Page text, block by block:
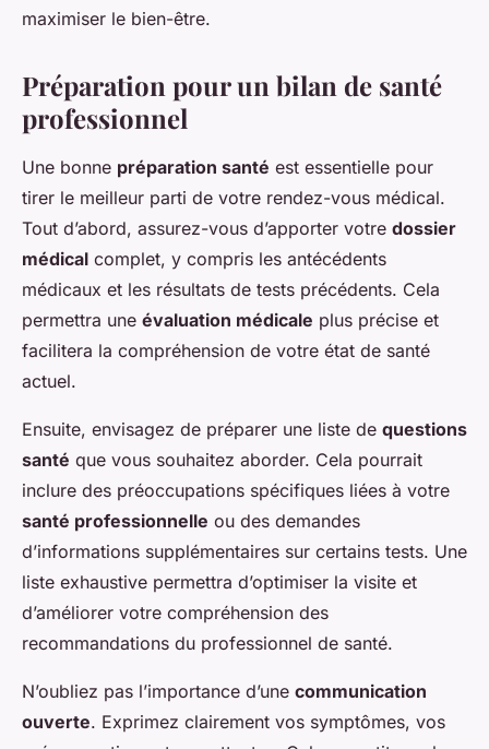
maximiser le bien-être.
Préparation pour un bilan de santé
professionnel
Une bonne préparation santé est essentielle pour
tirer le meilleur parti de votre rendez-vous médical.
Tout d’abord, assurez-vous d’apporter votre dossier
médical complet, y compris les antécédents
médicaux et les résultats de tests précédents. Cela
permettra une évaluation médicale plus précise et
facilitera la compréhension de votre état de santé
actuel.
Ensuite, envisagez de préparer une liste de questions
santé que vous souhaitez aborder. Cela pourrait
inclure des préoccupations spécifiques liées à votre
santé professionnelle ou des demandes
d’informations supplémentaires sur certains tests. Une
liste exhaustive permettra d’optimiser la visite et
d’améliorer votre compréhension des
recommandations du professionnel de santé.
N’oubliez pas l’importance d’une communication
ouverte. Exprimez clairement vos symptômes, vos